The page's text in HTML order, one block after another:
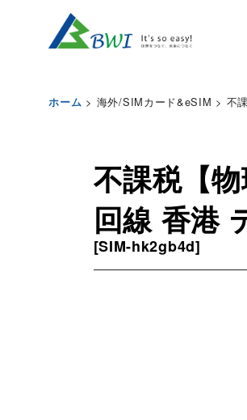
ホーム > 海外/SIMカード&eSIM > 不
不課税【
回線 香港
[SIM-hk2gb4d]